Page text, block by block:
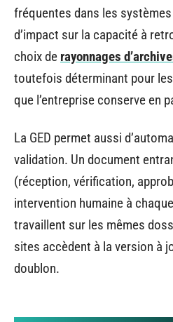
fréquentes dans les systèmes
d’impact sur la capacité à
choix de rayonnages
toutefois déterminant pour
que l’entreprise conserve en
La GED permet aussi
validation. Un document
(réception, vérification,
intervention humaine à
travaillent sur les mêmes
sites accèdent à la version à
doublon.